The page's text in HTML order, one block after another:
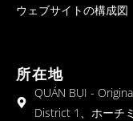
ウェブサイトの構成図
所在地
QUÁN BỤI -
District 1、ホーチ